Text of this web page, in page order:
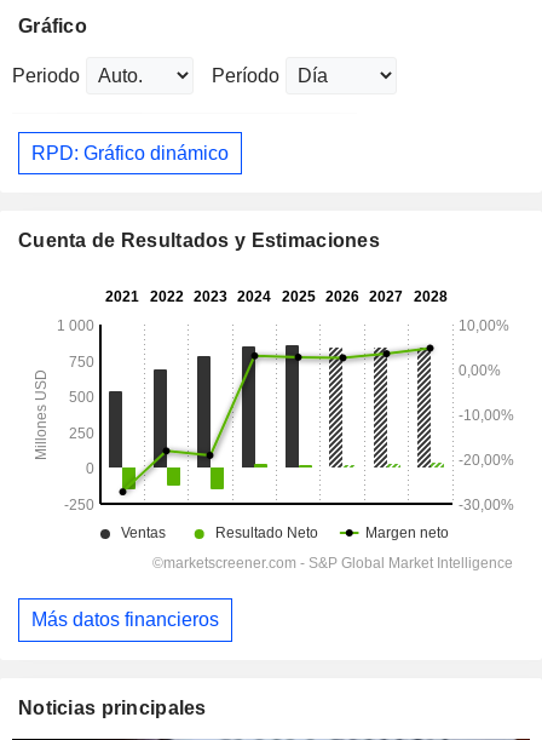
Gráfico
Periodo Período
RPD: Gráfico dinámico
Cuenta de Resultados y Estimaciones
Más datos financieros
Noticias principales